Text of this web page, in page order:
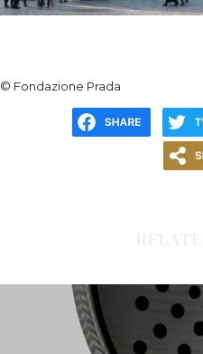
© Fondazione Prada